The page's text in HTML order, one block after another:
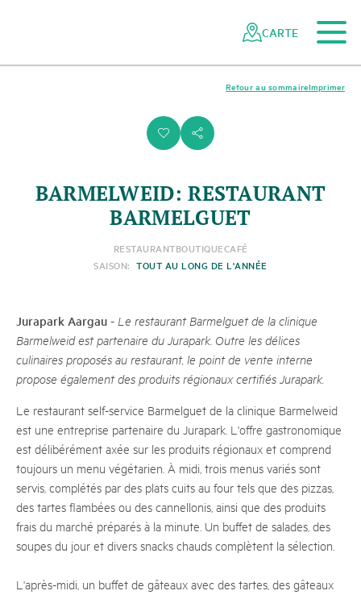
réseau
CARTE
i s
Imprimer
Retour au sommaire
BARMELWEID: RESTAURANT
BARMELGUET
RESTAURANTBOUTIQUECAFÉ
SAISON: TOUT AU LONG DE L'ANNÉE
Jurapark Aargau - Le restaurant Barmelguet de la clinique
Barmelweid est partenaire du Jurapark. Outre les délices
culinaires proposés au restaurant, le point de vente interne
propose également des produits régionaux certifiés Jurapark.
Le restaurant self-service Barmelguet de la clinique Barmelweid
est une entreprise partenaire du Jurapark. L'offre gastronomique
est délibérément axée sur les produits régionaux et comprend
toujours un menu végétarien. À midi, trois menus variés sont
servis, complétés par des plats cuits au four tels que des pizzas,
des tartes flambées ou des cannellonis, ainsi que des produits
frais du marché préparés à la minute. Un buffet de salades, des
soupes du jour et divers snacks chauds complètent la sélection.
L'après-midi, un buffet de gâteaux avec des tartes, des gâteaux